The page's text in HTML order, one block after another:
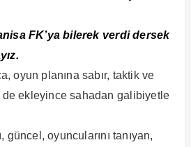
FK’ya bilerek verdi dersek
oyun planına sabır, taktik ve
ekleyince sahadan galibiyetle
güncel, oyuncularını tanıyan,